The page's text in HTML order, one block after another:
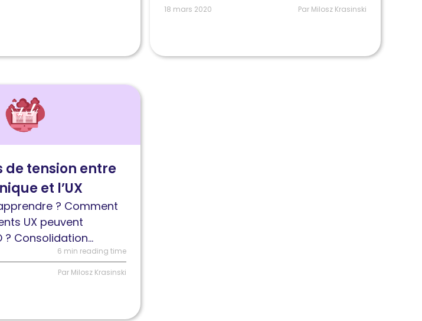
18 mars 2020 Par Milosz Krasinski
de tension entre
et l’UX
? Comment
UX peuvent
? Consolidation...
6 min reading time
Par Milosz Krasinski